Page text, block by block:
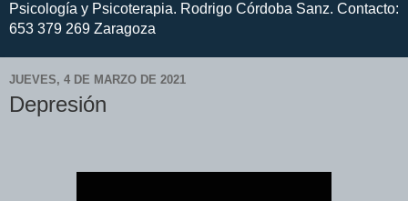
Psicología y Psicoterapia. Rodrigo Córdoba Sanz. Contacto:
653 379 269 Zaragoza
JUEVES, 4 DE MARZO DE 2021
Depresión